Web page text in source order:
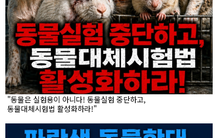
"동물은 실험용이 아니다! 동물실험 중단하고,
동물대체시험법 활성화하라!"